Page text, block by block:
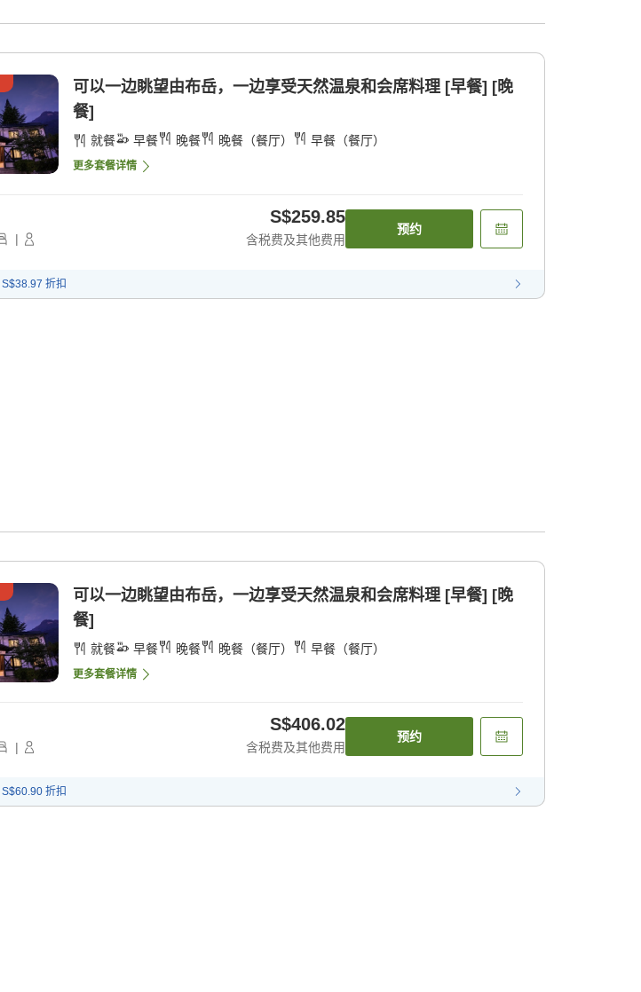
可以一边眺望由布岳，一边享受天然温泉和会席料理 [早餐] [晚
餐]
就餐 早餐 晚餐 晚餐（餐厅） 早餐（餐厅）
更多套餐详情
|
S$259.85
含税费及其他费用
预约
S$38.97 折扣
可以一边眺望由布岳，一边享受天然温泉和会席料理 [早餐] [晚
餐]
就餐 早餐 晚餐 晚餐（餐厅） 早餐（餐厅）
更多套餐详情
|
S$406.02
含税费及其他费用
预约
S$60.90 折扣